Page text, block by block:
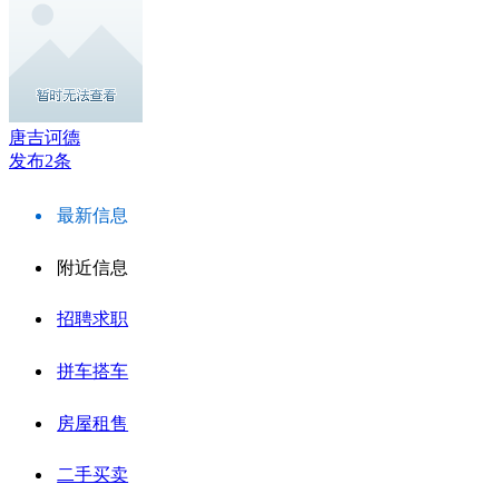
唐吉诃德
发布2条
最新信息
附近信息
招聘求职
拼车搭车
房屋租售
二手买卖